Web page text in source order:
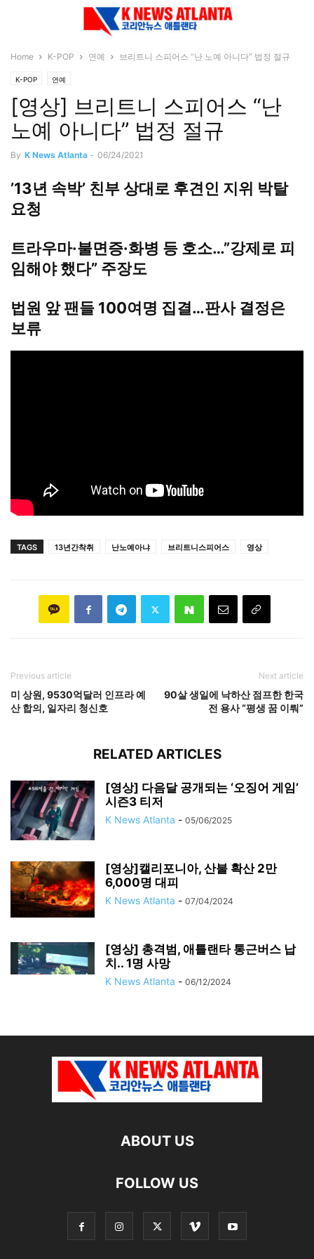
Home K-POP 연예 브리트니 스피어스 “난 노예 아니다” 법정 절규
K-POP 연예
[영상] 브리트니 스피어스 “난
노예 아니다” 법정 절규
By K News Atlanta - 06/24/2021
’13년 속박’ 친부 상대로 후견인 지위 박탈
요청
트라우마·불면증·화병 등 호소…”강제로 피
임해야 했다” 주장도
법원 앞 팬들 100여명 집결…판사 결정은
보류
TAGS 13년간착취 난노예아냐 브리트니스피어스 영상
Previous article
미 상원, 9530억달러 인프라 예
산 합의, 일자리 청신호
Next article
90살 생일에 낙하산 점프한 한국
전 용사 “평생 꿈 이뤄”
RELATED ARTICLES
[영상] 다음달 공개되는 ‘오징어 게임’
시즌3 티저
K News Atlanta - 05/06/2025
[영상]캘리포니아, 산불 확산 2만
6,000명 대피
K News Atlanta - 07/04/2024
[영상] 총격범, 애틀랜타 통근버스 납
치.. 1명 사망
K News Atlanta - 06/12/2024
ABOUT US
FOLLOW US